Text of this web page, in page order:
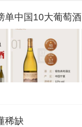
单中国10大葡萄酒
稀缺